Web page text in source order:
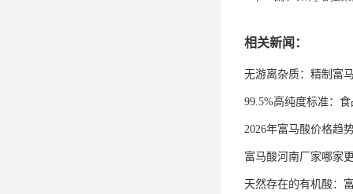
相关新闻：
无游离杂质：精制富
99.5%高纯度标准：
2026年富马酸价格趋
富马酸河南厂家哪家
天然存在的有机酸：